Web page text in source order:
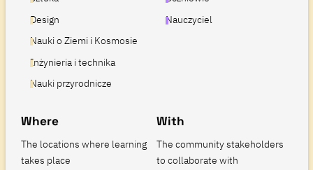
Design
Nauki o Ziemi i Kosmosie
Inżynieria i technika
Nauki przyrodnicze
Nauczyciel
Where
The locations where learning
takes place
With
The community stakeholders
to collaborate with